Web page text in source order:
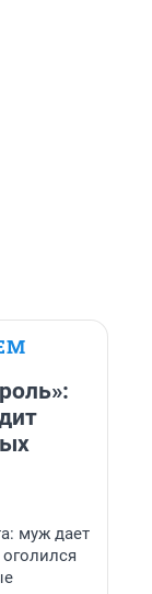
муж дает